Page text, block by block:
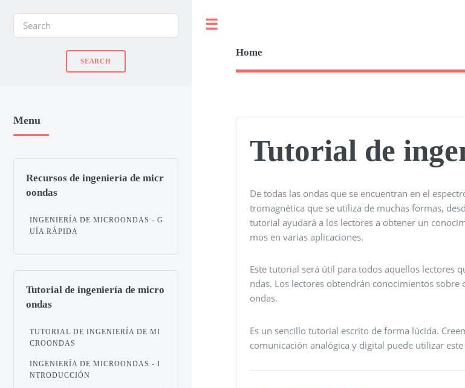
Home
Tutorial de
De todas las ondas que se encuentran en el
tromagnética que se utiliza de muchas formas,
tutorial ayudará a los lectores a obtener un
mos en varias aplicaciones.
Este tutorial será útil para todos aquellos lectores
ndas. Los lectores obtendrán conocimientos
ondas.
Es un sencillo tutorial escrito de forma lúcida.
comunicación analógica y digital puede utilizar
Menu
Recursos de ingeniería de micr
oondas
INGENIERÍA DE MICROONDAS - G
UÍA RÁPIDA
Tutorial de ingeniería de micro
ondas
TUTORIAL DE INGENIERÍA DE MI
CROONDAS
INGENIERÍA DE MICROONDAS - I
NTRODUCCIÓN